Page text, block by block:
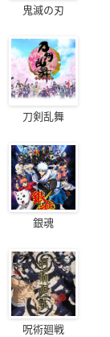
鬼滅の刃
刀剣乱舞
銀魂
呪術廻戦